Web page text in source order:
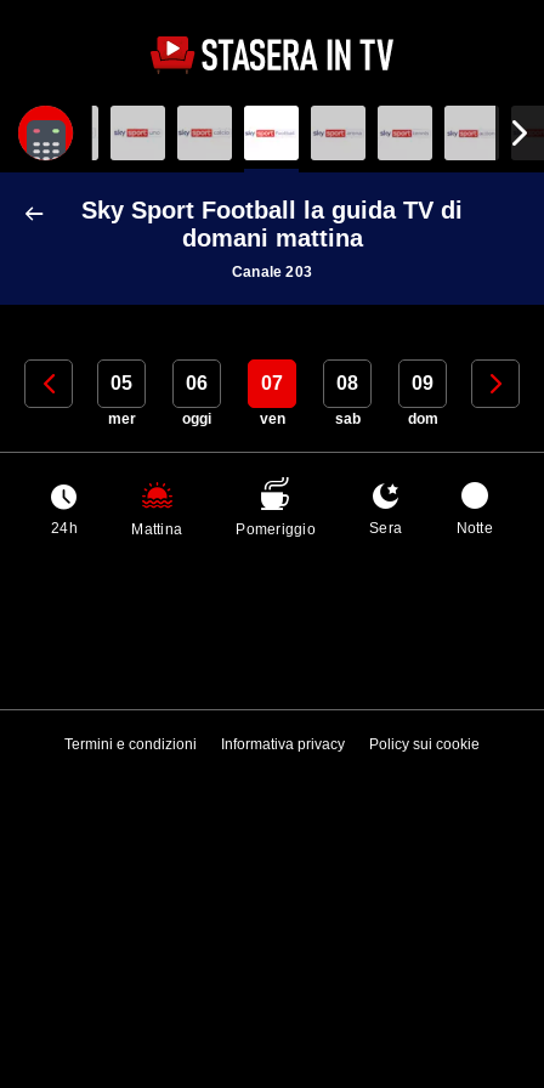
Sky Sport Football la guida TV di
domani mattina
Canale 203
04 05
mer
06
oggi
07
ven
08
sab
09
dom
10
24h Mattina Pomeriggio Sera Notte
Termini e condizioni Informativa privacy Policy sui cookie